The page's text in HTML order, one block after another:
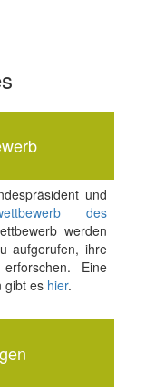
und
des
werden
aufgerufen, ihre
Eine
gibt es hier.